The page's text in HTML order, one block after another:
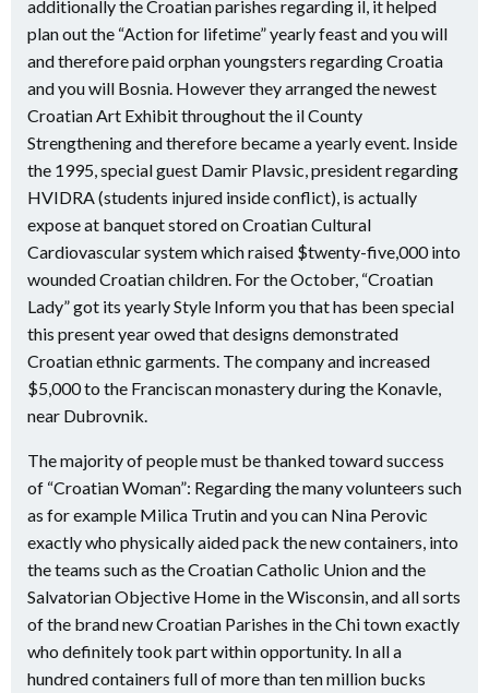
additionally the Croatian parishes regarding il, it helped
plan out the “Action for lifetime” yearly feast and you will
and therefore paid orphan youngsters regarding Croatia
and you will Bosnia. However they arranged the newest
Croatian Art Exhibit throughout the il County
Strengthening and therefore became a yearly event. Inside
the 1995, special guest Damir Plavsic, president regarding
HVIDRA (students injured inside conflict), is actually
expose at banquet stored on Croatian Cultural
Cardiovascular system which raised $twenty-five,000 into
wounded Croatian children. For the October, “Croatian
Lady” got its yearly Style Inform you that has been special
this present year owed that designs demonstrated
Croatian ethnic garments. The company and increased
$5,000 to the Franciscan monastery during the Konavle,
near Dubrovnik.
The majority of people must be thanked toward success
of “Croatian Woman”: Regarding the many volunteers such
as for example Milica Trutin and you can Nina Perovic
exactly who physically aided pack the new containers, into
the teams such as the Croatian Catholic Union and the
Salvatorian Objective Home in the Wisconsin, and all sorts
of the brand new Croatian Parishes in the Chi town exactly
who definitely took part within opportunity. In all a
hundred containers full of more than ten million bucks